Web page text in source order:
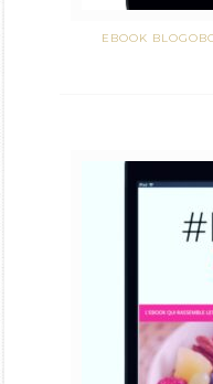
EBOOK